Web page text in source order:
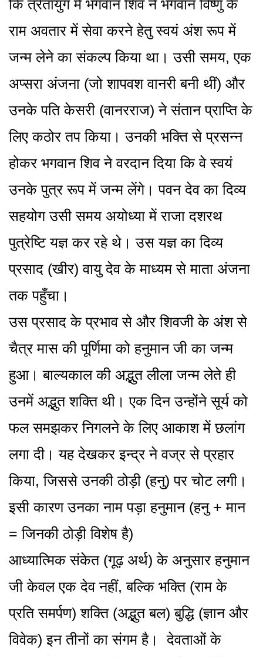
कि त्रेतायुग में भगवान शिव ने भगवान विष्णु के
राम अवतार में सेवा करने हेतु स्वयं अंश रूप में
जन्म लेने का संकल्प किया था। उसी समय, एक
अप्सरा अंजना (जो शापवश वानरी बनी थीं) और
उनके पति केसरी (वानरराज) ने संतान प्राप्ति के
लिए कठोर तप किया। उनकी भक्ति से प्रसन्न
होकर भगवान शिव ने वरदान दिया कि वे स्वयं
उनके पुत्र रूप में जन्म लेंगे। पवन देव का दिव्य
सहयोग उसी समय अयोध्या में राजा दशरथ
पुत्रेष्टि यज्ञ कर रहे थे। उस यज्ञ का दिव्य
प्रसाद (खीर) वायु देव के माध्यम से माता अंजना
तक पहुँचा।
उस प्रसाद के प्रभाव से और शिवजी के अंश से
चैत्र मास की पूर्णिमा को हनुमान जी का जन्म
हुआ। बाल्यकाल की अद्भुत लीला जन्म लेते ही
उनमें अद्भुत शक्ति थी। एक दिन उन्होंने सूर्य को
फल समझकर निगलने के लिए आकाश में छलांग
लगा दी। यह देखकर इन्द्र ने वज्र से प्रहार
किया, जिससे उनकी ठोड़ी (हनु) पर चोट लगी।
इसी कारण उनका नाम पड़ा हनुमान (हनु + मान
= जिनकी ठोड़ी विशेष है)
आध्यात्मिक संकेत (गूढ़ अर्थ) के अनुसार हनुमान
जी केवल एक देव नहीं, बल्कि भक्ति (राम के
प्रति समर्पण) शक्ति (अद्भुत बल) बुद्धि (ज्ञान और
विवेक) इन तीनों का संगम है। देवताओं के